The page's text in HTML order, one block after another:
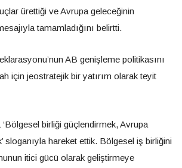
ürettiği ve Avrupa geleceğinin
tamamladığını belirtti.
AB genişleme politikasını
için jeostratejik bir yatırım olarak teyit
‘Bölgesel birliği güçlendirmek, Avrupa
sloganıyla hareket ettik. Bölgesel iş birliğini
itici gücü olarak geliştirmeye